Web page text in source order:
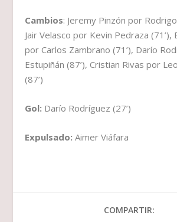
Cambios: Jeremy Pinzón por
Jair Velasco por Kevin Pedraza (71’),
por Carlos Zambrano (71’), Darío
Estupiñán (87’), Cristian Rivas por
(87’)
Gol: Darío Rodríguez (27’)
Expulsado: Aimer Viáfara
COMPARTIR: